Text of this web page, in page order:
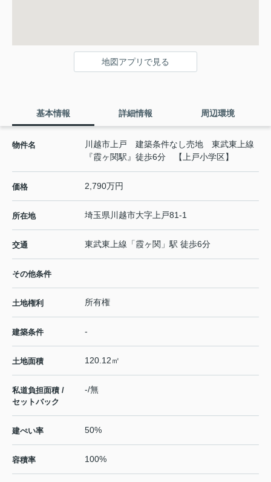
地図アプリで見る
基本情報 詳細情報 周辺環境
物件名
川越市上戸 建築条件なし売地 東武東上線
『霞ヶ関駅』徒歩6分 【上戸小学区】
価格 2,790万円
所在地 埼玉県 川越市大字上戸81-1
交通 東武東上線 「霞ヶ関 」駅 徒歩6分
その他条件
土地権利 所有権
建築条件 -
土地面積 120.12㎡
私道負担面積 /
セットバック
-/無
建ぺい率 50%
容積率 100%